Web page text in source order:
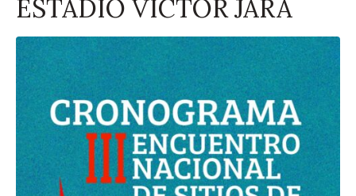
ESTADIO VÍCTOR JARA